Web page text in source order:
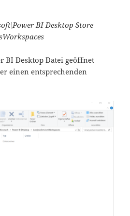
BI Desktop Store
BI Desktop Datei geöffnet
einen entsprechenden